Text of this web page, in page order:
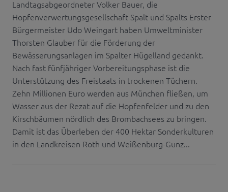
Landtagsabgeordneter Volker Bauer, die
Hopfenverwertungsgesellschaft Spalt und Spalts Erster
Bürgermeister Udo Weingart haben Umweltminister
Thorsten Glauber für die Förderung der
Bewässerungsanlagen im Spalter Hügelland gedankt.
Nach fast fünfjähriger Vorbereitungsphase ist die
Unterstützung des Freistaats in trockenen Tüchern.
Zehn Millionen Euro werden aus München fließen, um
Wasser aus der Rezat auf die Hopfenfelder und zu den
Kirschbäumen nördlich des Brombachsees zu bringen.
Damit ist das Überleben der 400 Hektar Sonderkulturen
in den Landkreisen Roth und Weißenburg-Gunz...